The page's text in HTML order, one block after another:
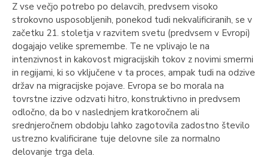
Z vse večjo potrebo po delavcih, predvsem visoko
strokovno usposobljenih, ponekod tudi nekvalificiranih, se v
začetku 21. stoletja v razvitem svetu (predvsem v Evropi)
dogajajo velike spremembe. Te ne vplivajo le na
intenzivnost in kakovost migracijskih tokov z novimi smermi
in regijami, ki so vključene v ta proces, ampak tudi na odzive
držav na migracijske pojave. Evropa se bo morala na
tovrstne izzive odzvati hitro, konstruktivno in predvsem
odločno, da bo v naslednjem kratkoročnem ali
srednjeročnem obdobju lahko zagotovila zadostno število
ustrezno kvalificirane tuje delovne sile za normalno
delovanje trga dela.